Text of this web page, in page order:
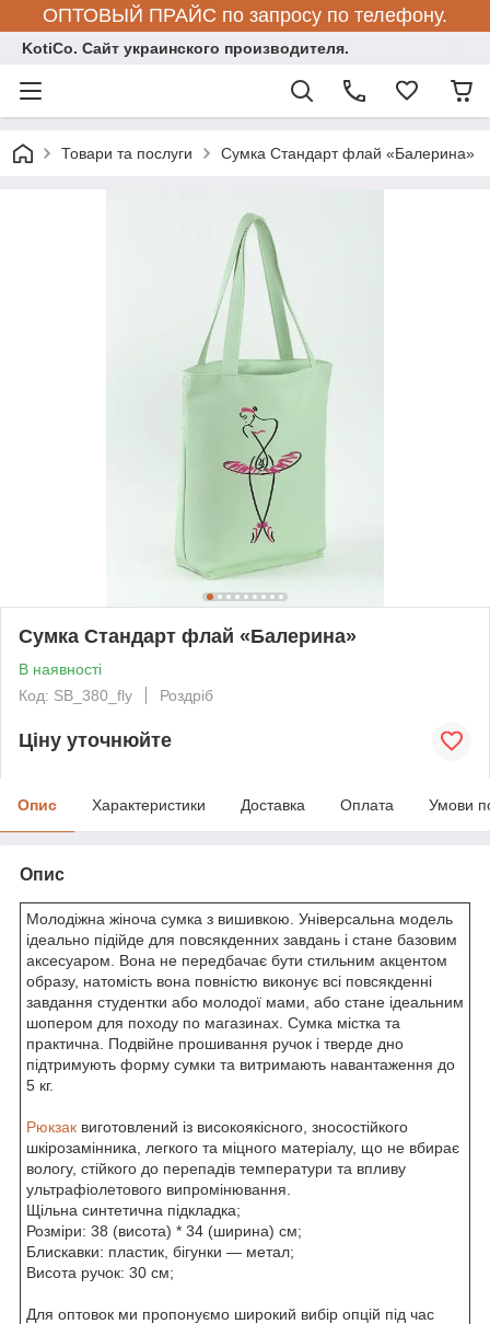
ОПТОВЫЙ ПРАЙС по запросу по телефону.
KotiCo. Сайт украинского производителя.
Товари та послуги Сумка Стандарт флай «Балерина»
Сумка Стандарт флай «Балерина»
В наявності
Код: SB_380_fly
Роздріб
Ціну уточнюйте
Опис Характеристики Доставка Оплата Умови
Опис
Молодіжна жіноча сумка з вишивкою. Універсальна модель
ідеально підійде для повсякденних завдань і стане базовим
аксесуаром. Вона не передбачає бути стильним акцентом
образу, натомість вона повністю виконує всі повсякденні
завдання студентки або молодої мами, або стане ідеальним
шопером для походу по магазинах. Сумка містка та
практична. Подвійне прошивання ручок і тверде дно
підтримують форму сумки та витримають навантаження до
5 кг.
Рюкзак виготовлений із високоякісного, зносостійкого
шкірозамінника, легкого та міцного матеріалу, що не вбирає
вологу, стійкого до перепадів температури та впливу
ультрафіолетового випромінювання.
Щільна синтетична підкладка;
Розміри: 38 (висота) * 34 (ширина) см;
Блискавки: пластик, бігунки — метал;
Висота ручок: 30 см;
Для оптовок ми пропонуємо широкий вибір опцій під час